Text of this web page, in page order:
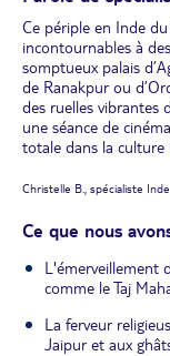
Ce périple en Inde
incontournables à
somptueux palais
de Ranakpur ou
des ruelles vibrantes
une séance de
totale dans la culture
Christelle B., spécialiste Inde
Ce que nous
L'émerveillement
comme le Taj
La ferveur
Jaipur et aux